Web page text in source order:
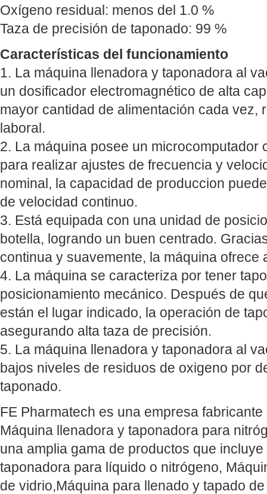
Oxígeno residual: menos del 1.0 %
Taza de precisión de taponado: 99 %
Características del funcionamiento
1. La máquina llenadora y taponadora al
un dosificador electromagnético de alta
mayor cantidad de alimentación cada vez,
laboral.
2. La máquina posee un microcomputador
para realizar ajustes de frecuencia y
nominal, la capacidad de produccion
de velocidad continuo.
3. Está equipada con una unidad de
botella, logrando un buen centrado.
continua y suavemente, la máquina ofrece
4. La máquina se caracteriza por tener
posicionamiento mecánico. Después de
están el lugar indicado, la operación de
asegurando alta taza de precisión.
5. La máquina llenadora y taponadora al
bajos niveles de residuos de oxigeno por
taponado.
FE Pharmatech es una empresa
Máquina llenadora y taponadora para
una amplia gama de productos que
taponadora para líquido o nitrógeno,
de vidrio,Máquina para llenado y tapado